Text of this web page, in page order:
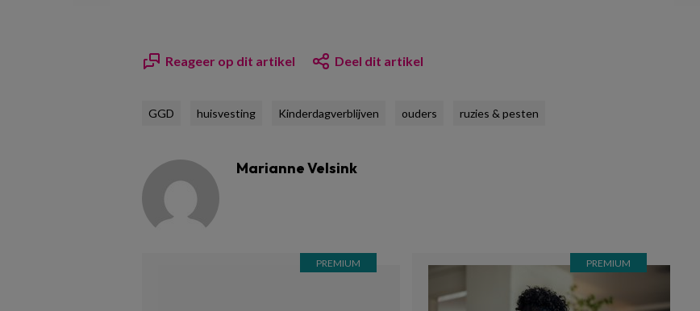
Reageer op dit artikel Deel dit artikel
GGD huisvesting Kinderdagverblijven ouders ruzies & pesten
Marianne Velsink